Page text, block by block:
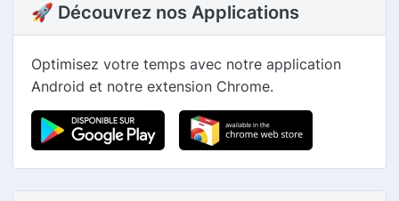
🚀 Découvrez nos Applications
Optimisez votre temps avec notre application
Android et notre extension Chrome.